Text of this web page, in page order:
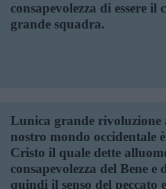
consapevolezza di essere
grande squadra.
Lunica grande rivoluzione
nostro mondo occidentale
Cristo il quale dette
consapevolezza del Bene e
quindi il senso del peccato